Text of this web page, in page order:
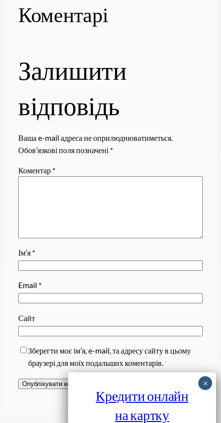
Коментарі
Залишити
відповідь
Ваша e-mail адреса не оприлюднюватиметься.
Обов’язкові поля позначені *
Коментар *
Ім’я *
Email *
Сайт
Зберегти моє ім’я, e-mail, та адресу сайту в цьому
браузері для моїх подальших коментарів.
Завантажити
Кредити онлайн
на картку